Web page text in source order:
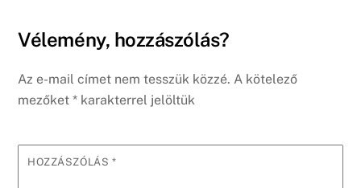
Vélemény, hozzászólás?
Az e-mail címet nem tesszük közzé. A kötelező
mezőket* karakterrel jelöltük
HOZZÁSZÓLÁS *